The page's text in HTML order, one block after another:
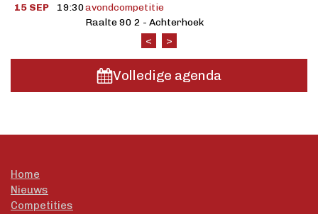
15 SEP
19:30avondcompetitie
Raalte 90 2 - Achterhoek
<
>
Volledige agenda
Home
Nieuws
Competities